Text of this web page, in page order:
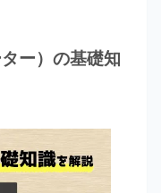
ー）の基礎知